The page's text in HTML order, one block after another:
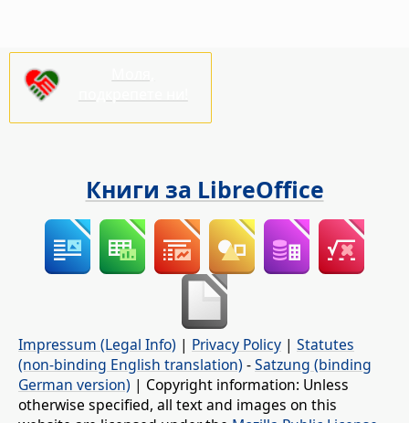
Книги за LibreOffice
Impressum (Legal Info) | Privacy Policy | Statutes
(non-binding English translation) -Satzung (binding
German version) | Copyright information: Unless
otherwise specified, all text and images on this